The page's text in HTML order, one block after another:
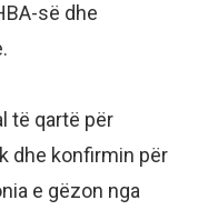
së dhe
të qartë për
dhe konfirmin për
e gëzon nga